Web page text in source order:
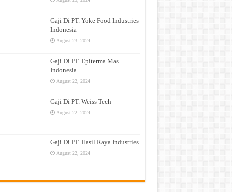
Gaji Di PT. Yoke Food Industries
Indonesia
August 23, 2024
Gaji Di PT. Epiterma Mas
Indonesia
August 22, 2024
Gaji Di PT. Weiss Tech
August 22, 2024
Gaji Di PT. Hasil Raya Industries
August 22, 2024